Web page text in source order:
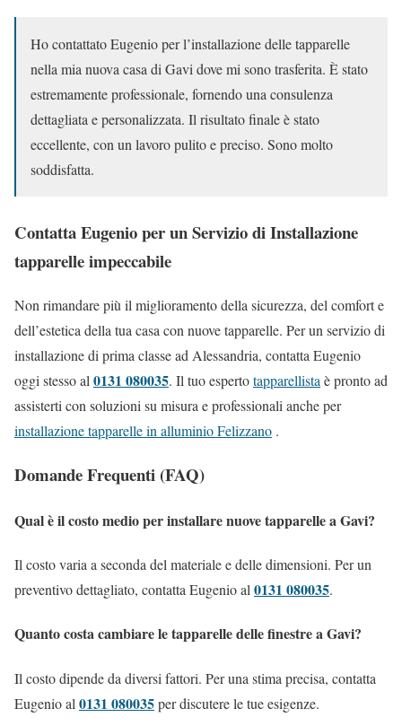
Ho contattato Eugenio per l’installazione delle tapparelle
nella mia nuova casa di Gavi dove mi sono trasferita. È stato
estremamente professionale, fornendo una consulenza
dettagliata e personalizzata. Il risultato finale è stato
eccellente, con un lavoro pulito e preciso. Sono molto
soddisfatta.
Contatta Eugenio per un Servizio di Installazione
tapparelle impeccabile
Non rimandare più il miglioramento della sicurezza, del comfort e
dell’estetica della tua casa con nuove tapparelle. Per un servizio di
installazione di prima classe ad Alessandria, contatta Eugenio
oggi stesso al 0131 080035. Il tuo espertotapparellista è pronto ad
assisterti con soluzioni su misura e professionali anche per
installazione tapparelle in alluminio Felizzano .
Domande Frequenti (FAQ)
Qual è il costo medio per installare nuove tapparelle a Gavi?
Il costo varia a seconda del materiale e delle dimensioni. Per un
preventivo dettagliato, contatta Eugenio al 0131 080035.
Quanto costa cambiare le tapparelle delle finestre a Gavi?
Il costo dipende da diversi fattori. Per una stima precisa, contatta
Eugenio al 0131 080035per discutere le tue esigenze.